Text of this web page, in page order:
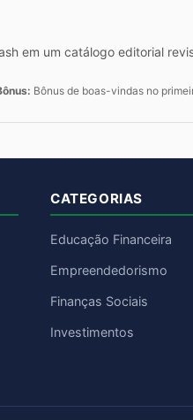
em um catálogo editorial
Bônus de boas-vindas no
CATEGORIAS
Educação Financeira
Empreendedorismo
Finanças Sociais
Investimentos